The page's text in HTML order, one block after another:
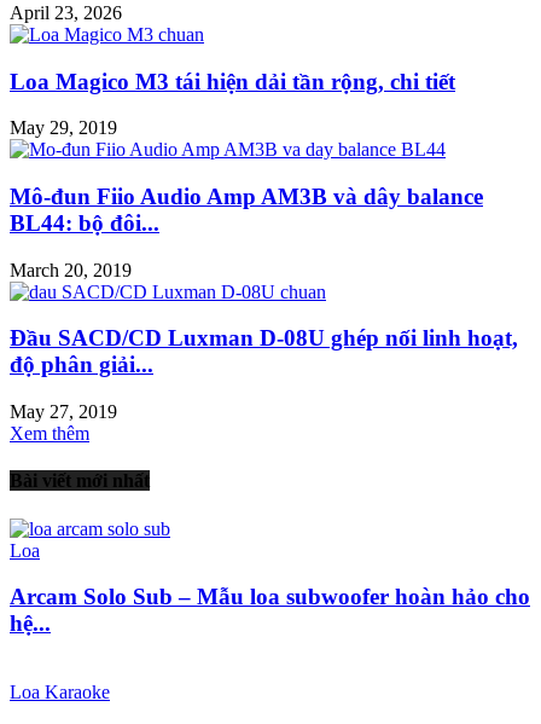
April 23, 2026
Loa Magico M3 tái hiện dải tần rộng, chi tiết
May 29, 2019
Mô-đun Fiio Audio Amp AM3B và dây balance
BL44: bộ đôi...
March 20, 2019
Đầu SACD/CD Luxman D-08U ghép nối linh hoạt,
độ phân giải...
May 27, 2019
Xem thêm
Bài viết mới nhất
Loa
Arcam Solo Sub – Mẫu loa subwoofer hoàn hảo cho
hệ...
Loa Karaoke